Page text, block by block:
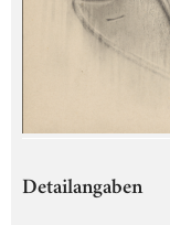
Detailangaben